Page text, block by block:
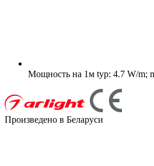
Мощность на 1м typ: 4.7 W/m;
Произведено в Беларуси